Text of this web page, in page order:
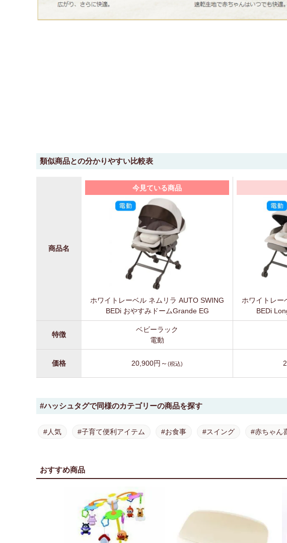
類似商品との分かりやすい比較表
商品名
今見ている商品
ホワイトレーベル ネムリラ AUTO SWING
BEDi おやすみドームGrande EG
ホワイトレー
BEDi
特徴
ベビーラック
電動
価格 20,900円～ (税込)
#ハッシュタグで同様のカテゴリーの商品を探す
#人気 #子育て便利アイテム #お食事 #スイング #赤ちゃん
おすすめ商品